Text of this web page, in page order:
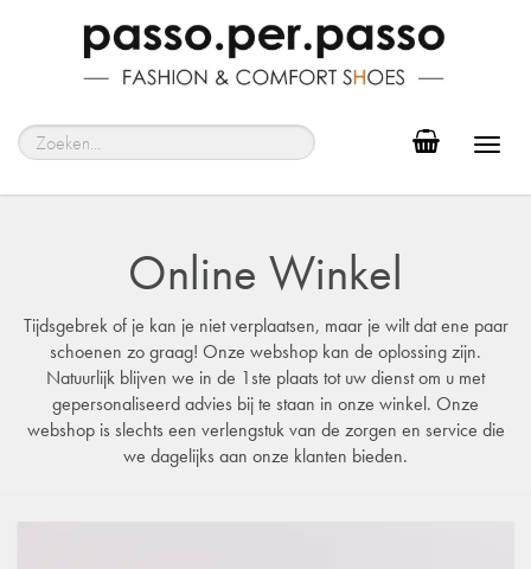
Online Winkel
Tijdsgebrek of je kan je niet verplaatsen, maar je wilt dat ene paar
schoenen zo graag! Onze webshop kan de oplossing zijn.
Natuurlijk blijven we in de 1ste plaats tot uw dienst om u met
gepersonaliseerd advies bij te staan in onze winkel. Onze
webshop is slechts een verlengstuk van de zorgen en service die
we dagelijks aan onze klanten bieden.